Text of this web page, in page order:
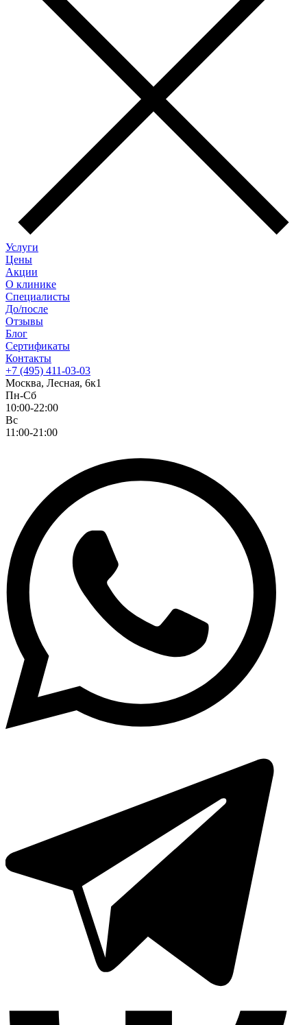
Услуги
Цены
Акции
О клинике
Специалисты
До/после
Отзывы
Блог
Сертификаты
Контакты
+7 (495) 411-03-03
Москва, Лесная, 6к1
Пн-Сб
10:00-22:00
Вс
11:00-21:00